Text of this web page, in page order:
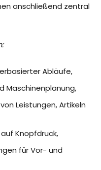
anschließend zentral
Abläufe,
Maschinenplanung,
Leistungen, Artikeln
Knopfdruck,
für Vor- und